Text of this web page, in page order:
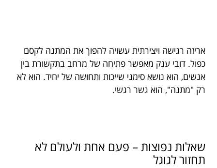
אריזה רגישה ויצירתית עשויה להפוך את המתנה לקסם
כפול. דובי ענק מאפשר פתיחה של מרחב בתקשורת בין
אנשים, הוא נושא סימני שייכות ותחושה של יחיד. הוא לא
רק "מתנה", הוא גשר רגשי.
שאלות נפוצות – פעם אחת ולעולם לא
תחזור לגוגל